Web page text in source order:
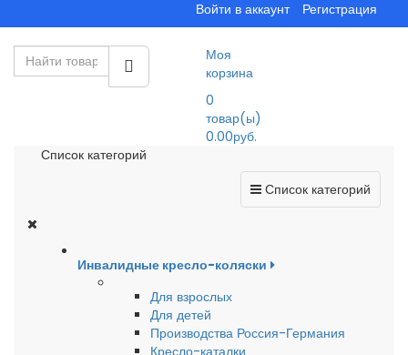
Войти в аккаунт Регистрация
Моя
корзина
0
товар(ы)
0.00руб.
Список категорий
Список категорий
Инвалидные кресло-коляски
Для взрослых
Для детей
Производства Россия-Германия
Кресло-каталки